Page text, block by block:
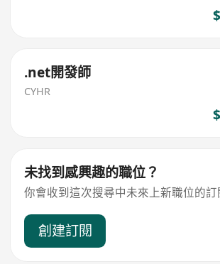
.net開發師
CYHR
未找到感興趣的職位？
你會收到這次搜尋中未來上新職位的訂
創建訂閱